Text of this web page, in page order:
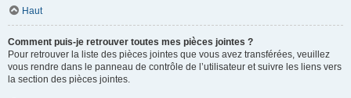
Haut
Comment puis-je retrouver toutes mes pièces jointes ?
Pour retrouver la liste des pièces jointes que vous avez transférées, veuillez
vous rendre dans le panneau de contrôle de l’utilisateur et suivre les liens vers
la section des pièces jointes.